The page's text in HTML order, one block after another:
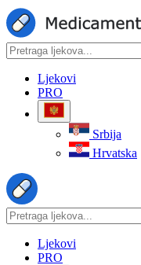
Ljekovi
PRO
Srbija
Hrvatska
Ljekovi
PRO